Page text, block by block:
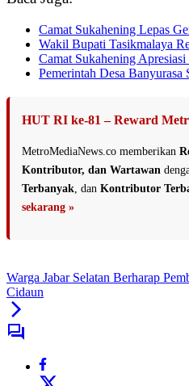
Camat Sukahening Lepas
Wakil Bupati Tasikmalaya
Camat Sukahening
Pemerintah Desa
HUT RI ke-81 – Reward
MetroMediaNews.co memberikan
Kontributor, dan Wartawan
Terbanyak , dan Kontributor
sekarang »
Warga Jabar Selatan Berharap
Cidaun